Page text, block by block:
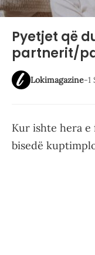
Pyetjet që
partnerit/
Lokimagazine-1
Kur ishte hera
bisedë